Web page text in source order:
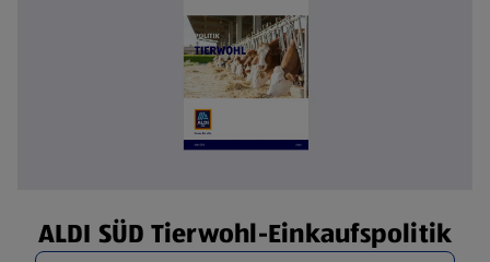
ALDI SÜD Tierwohl-Einkaufspolitik